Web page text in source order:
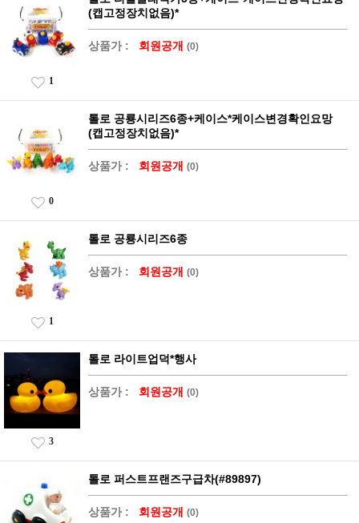
(캡고정장치없음)*
상품가 : 회원공개 (0)
1
톨로 공룡시리즈6종+케이스*케이스변경확인요망
(캡고정장치없음)*
상품가 : 회원공개 (0)
0
톨로 공룡시리즈6종
상품가 : 회원공개 (0)
1
톨로 라이트업덕*행사
상품가 : 회원공개 (0)
3
톨로 퍼스트프랜즈구급차(#89897)
상품가 : 회원공개 (0)